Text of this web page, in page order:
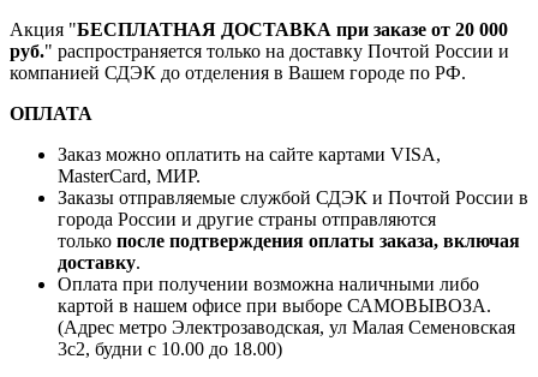
Акция "БЕСПЛАТНАЯ ДОСТАВКА при заказе от 20 000
руб." распространяется только на доставку Почтой России и
компанией СДЭК до отделения в Вашем городе по РФ.
ОПЛАТА
Заказ можно оплатить на сайте картами VISA,
MasterCard, МИР.
Заказы отправляемые службой СДЭК и Почтой России в
города России и другие страны отправляются
только после подтверждения оплаты заказа, включая
доставку.
Оплата при получении возможна наличными либо
картой в нашем офисе при выборе САМОВЫВОЗА.
(Адрес метро Электрозаводская, ул Малая Семеновская
3с2, будни с 10.00 до 18.00)